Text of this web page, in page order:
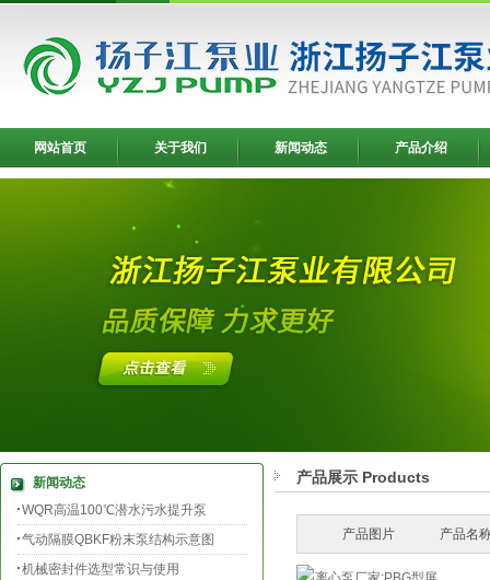
网站首页 关于我们 新闻动态 产品介绍
新闻动态
WQR高温100℃潜水污水提升泵
气动隔膜QBKF粉末泵结构示意图
机械密封件选型常识与使用
产品展示 Products
产品图片 产品名